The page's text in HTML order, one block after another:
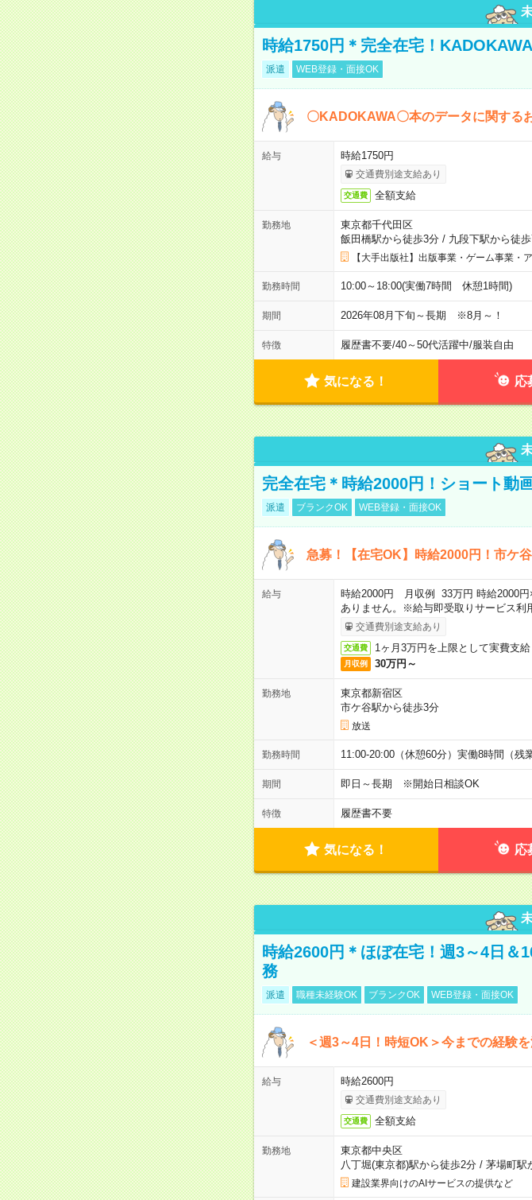
時給1750円＊完全在宅！
派遣 WEB登録・面接OK
〇KADOKAWA〇本のデータに関する
給与 時給1750円
交通費別途支給あり
交通費 全額支給
勤務地
東京都千代田区
飯田橋駅から徒歩3分/ 九段下駅から徒
【大手出版社】出版事業・ゲーム事業・
勤務時間 10:00～18:00(実働7時間 休憩1時間)
期間 2026年08月下旬～長期 ※8月～！
特徴 履歴書不要/40～50代活躍中/服装自由
気になる！ 応
完全在宅＊時給2000円！ショート動
派遣 ブランクOK WEB登録・面接OK
急募！【在宅OK】時給2000円！市ケ
給与
時給2000円 月収例 33万円 時給2000
ありません。※給与即受取りサービス利
交通費別途支給あり
交通費 1ヶ月3万円を上限として実費支給
月収例 30万円～
勤務地
東京都新宿区
市ケ谷駅から徒歩3分
放送
勤務時間 11:00-20:00（休憩60分）実働8時間（残
期間 即日～長期 ※開始日相談OK
特徴 履歴書不要
気になる！ 応
時給2600円＊ほぼ在宅！週3～4日＆
務
派遣 職種未経験OK ブランクOK WEB登録・面接OK
＜週3～4日！時短OK＞今までの経験
給与 時給2600円
交通費別途支給あり
交通費 全額支給
勤務地
東京都中央区
八丁堀(東京都)駅から徒歩2分/ 茅場町駅
建設業界向けのAIサービスの提供など